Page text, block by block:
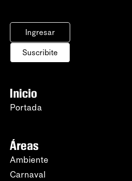
Ingresar
Suscribite
Inicio
Portada
Áreas
Ambiente
Carnaval